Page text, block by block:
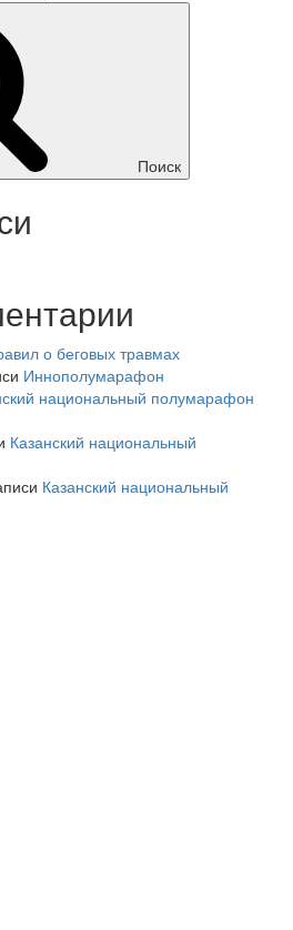
Поиск
о беговых травмах
Иннополумарафон
национальный полумарафон
Казанский национальный
Казанский национальный